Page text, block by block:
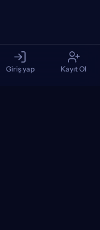
Giriş yap Kayıt Ol